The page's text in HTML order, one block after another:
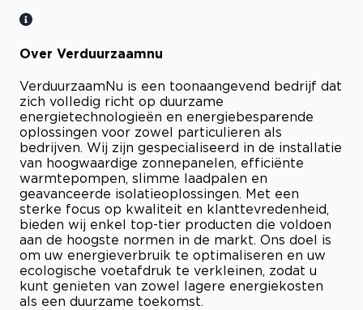
Over Verduurzaamnu
VerduurzaamNu is een toonaangevend bedrijf dat
zich volledig richt op duurzame
energietechnologieën en energiebesparende
oplossingen voor zowel particulieren als
bedrijven. Wij zijn gespecialiseerd in de installatie
van hoogwaardige zonnepanelen, efficiënte
warmtepompen, slimme laadpalen en
geavanceerde isolatieoplossingen. Met een
sterke focus op kwaliteit en klanttevredenheid,
bieden wij enkel top-tier producten die voldoen
aan de hoogste normen in de markt. Ons doel is
om uw energieverbruik te optimaliseren en uw
ecologische voetafdruk te verkleinen, zodat u
kunt genieten van zowel lagere energiekosten
als een duurzame toekomst.